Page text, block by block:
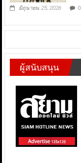
มิถุนายน 25, 2026 0
ผู้สนับสนุน